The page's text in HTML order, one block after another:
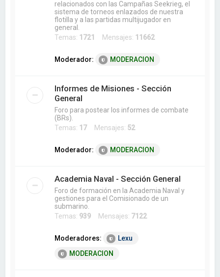
relacionados con las Campañas Seekrieg, el
sistema de torneos enlazados de nuestra
flotilla y a las partidas multijugador en
general.
Temas: 1721 Mensajes: 11662
Moderador: MODERACION
Informes de Misiones - Sección
General
Foro para postear los informes de combate
(BRs).
Temas: 17Mensajes: 52
Moderador: MODERACION
Academia Naval - Sección General
Foro de formación en la Academia Naval y
gestiones para el Comisionado de un
submarino.
Temas: 939 Mensajes: 7122
Moderadores:
Lexu
MODERACION